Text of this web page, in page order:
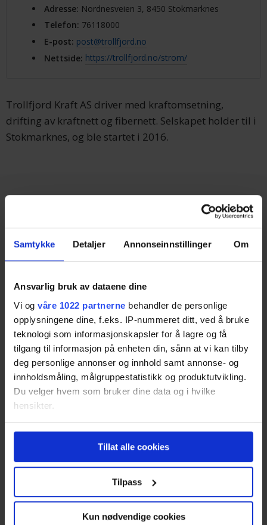
Samtykke Detaljer Annonseinnstillinger Om
Ansvarlig bruk av dataene dine
Vi og våre 1022 partnerne behandler de personlige
opplysningene dine, f.eks. IP-nummeret ditt, ved å bruke
teknologi som informasjonskapsler for å lagre og få
tilgang til informasjon på enheten din, sånn at vi kan tilby
deg personlige annonser og innhold samt annonse- og
innholdsmåling, målgruppestatistikk og produktutvikling.
Du velger hvem som bruker dine data og i hvilke
hensikter.
Hvis du gir oss lov, vil vi også gjerne:
Innhente informasjon om den geografiske
beliggenheten din, som kan være nøyaktig innenfor
Identifisere enheten din ved å aktivt skanne den
Tillat alle cookies
Tilpass
Kun nødvendige cookies
Adresse: Nordnesveien 3, 8450 Stokmarknes
Telefon: 76118000
E-post: post@trollfjord.no
Nettside: https://trollfjord.no/strom/
Trollfjord Kraft AS driver med kraftomsetning,
drifting av kraftnett og fibernett. Selskapet holder til i
Stokmarknes, og ble startet i 2016.
Tjenester
Strøm Privat
Strøm Bedrift
Strøm Borettslag
Sammenlign strømpriser
Elbillader.no
Solceller.no
Artikler
Velg beste strømavtale for deg